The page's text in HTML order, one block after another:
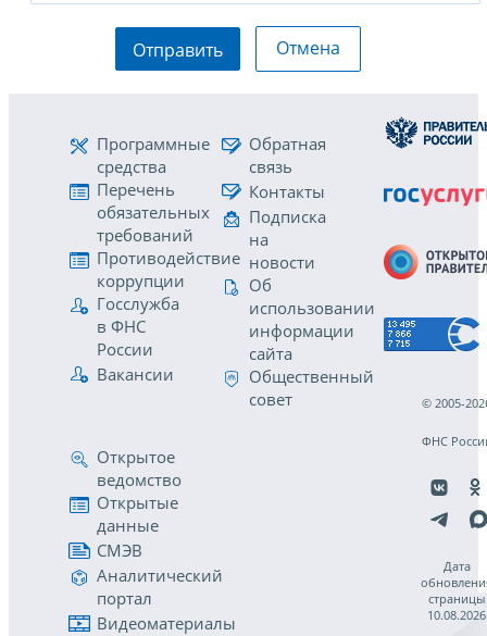
Отправить Отмена
Программные
средства
Перечень
обязательных
требований
Противодействие
коррупции
Госслужба
в ФНС
России
Вакансии
Обратная
связь
Контакты
Подписка
на
новости
Об
использовании
информации
сайта
Общественный
совет
Открытое
ведомство
Открытые
данные
СМЭВ
Аналитический
портал
Видеоматериалы
© 2005-
ФНС
Дата
страницы
10.08.2026